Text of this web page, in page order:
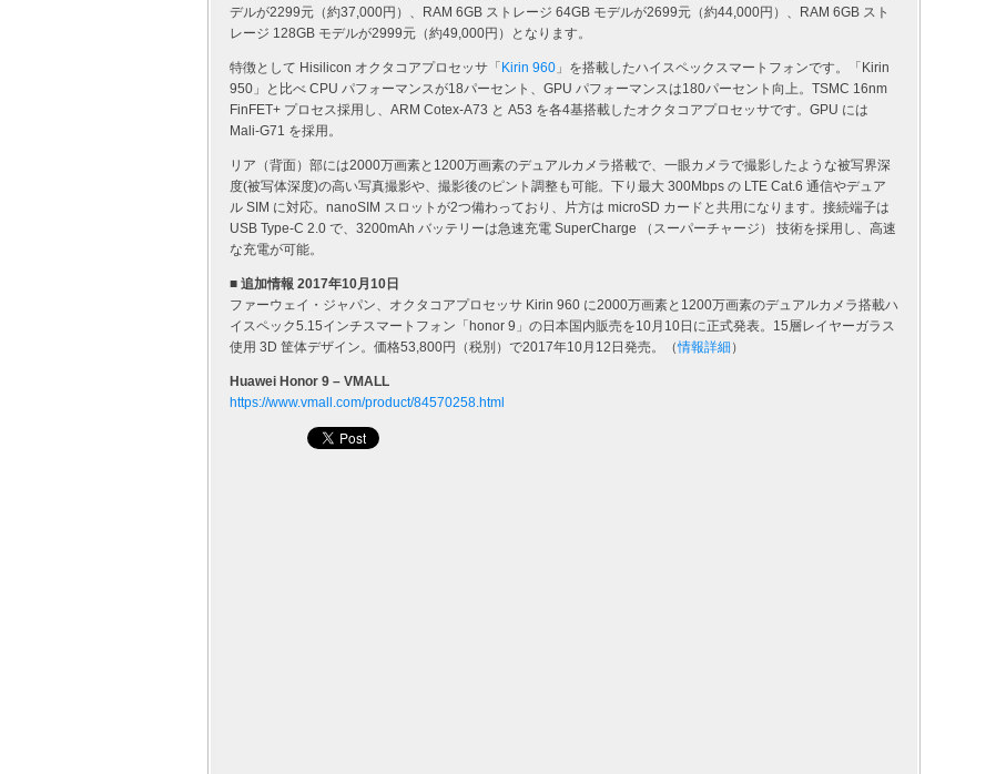
デルが2299元（約37,000円）、RAM 6GB ストレージ 64GB モデルが2699元（約44,000円）、RAM 6GB スト
レージ 128GB モデルが2999元（約49,000円）となります。
特徴として Hisilicon オクタコアプロセッサ「 Kirin 960 」を搭載したハイスペックスマートフォンです。「Kirin
950」と比べ CPU パフォーマンスが18パーセント、GPU パフォーマンスは180パーセント向上。TSMC 16nm
FinFET+ プロセス採用し、ARM Cotex-A73 と A53 を各4基搭載したオクタコアプロセッサです。GPU には
Mali-G71 を採用。
リア（背面）部には2000万画素と1200万画素のデュアルカメラ搭載で、一眼カメラで撮影したような被写界深
度(被写体深度)の高い写真撮影や、撮影後のピント調整も可能。下り最大 300Mbps の LTE Cat.6 通信やデュア
ル SIM に対応。nanoSIM スロットが2つ備わっており、片方は microSD カードと共用になります。接続端子は
USB Type-C 2.0 で、3200mAh バッテリーは急速充電 SuperCharge （スーパーチャージ） 技術を採用し、高速
な充電が可能。
■ 追加情報 2017年10月10日
ファーウェイ・ジャパン、オクタコアプロセッサ Kirin 960 に2000万画素と1200万画素のデュアルカメラ搭載ハ
イスペック5.15インチスマートフォン「honor 9」の日本国内販売を10月10日に正式発表。15層レイヤーガラス
使用 3D 筐体デザイン。価格53,800円（税別）で2017年10月12日発売。（情報詳細 ）
Huawei Honor 9 – VMALL
https://www.vmall.com/product/84570258.html